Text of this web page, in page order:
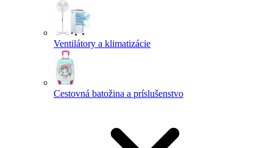
Ventilátory a klimatizácie
Cestovná batožina a príslušenstvo